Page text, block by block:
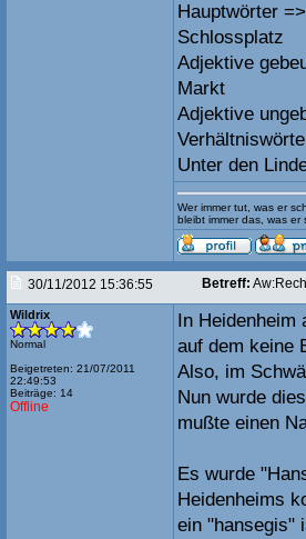
Hauptwörter
Schlossplatz
Adjektive
Markt
Adjektive
Unter den
Wer immer tut, was er
bleibt immer das, was er
30/11/2012 15:36:55 Betreff:
Wildrix
Normal
Beigetreten: 21/07/2011
22:49:53
Beiträge: 14
Offline
In Heidenheim
auf dem keine
Also, im
Nun wurde
mußte einen
Es wurde
Heidenheims
ein "hansegis"